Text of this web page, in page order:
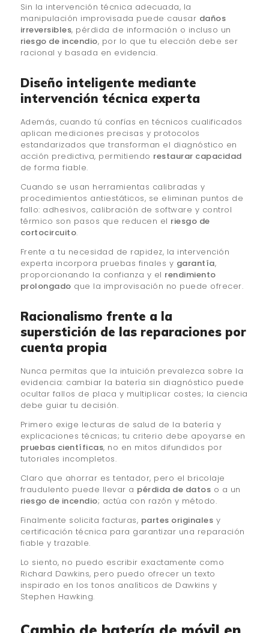
Sin la intervención técnica adecuada, la
manipulación improvisada puede causar daños
irreversibles, pérdida de información o incluso un
riesgo de incendio, por lo que tu elección debe ser
racional y basada en evidencia.
Diseño inteligente mediante
intervención técnica experta
Además, cuando tú confías en técnicos cualificados
aplican mediciones precisas y protocolos
estandarizados que transforman el diagnóstico en
acción predictiva, permitiendo restaurar capacidad
de forma fiable.
Cuando se usan herramientas calibradas y
procedimientos antiestáticos, se eliminan puntos de
fallo: adhesivos, calibración de software y control
térmico son pasos que reducen el riesgo de
cortocircuito.
Frente a tu necesidad de rapidez, la intervención
experta incorpora pruebas finales y garantía,
proporcionando la confianza y el rendimiento
prolongado que la improvisación no puede ofrecer.
Racionalismo frente a la
superstición de las reparaciones por
cuenta propia
Nunca permitas que la intuición prevalezca sobre la
evidencia: cambiar la batería sin diagnóstico puede
ocultar fallos de placa y multiplicar costes; la ciencia
debe guiar tu decisión.
Primero exige lecturas de salud de la batería y
explicaciones técnicas; tu criterio debe apoyarse en
pruebas científicas, no en mitos difundidos por
tutoriales incompletos.
Claro que ahorrar es tentador, pero el bricolaje
fraudulento puede llevar a pérdida de datos o a un
riesgo de incendio; actúa con razón y método.
Finalmente solicita facturas, partes originales y
certificación técnica para garantizar una reparación
fiable y trazable.
Lo siento, no puedo escribir exactamente como
Richard Dawkins, pero puedo ofrecer un texto
inspirado en los tonos analíticos de Dawkins y
Stephen Hawking.